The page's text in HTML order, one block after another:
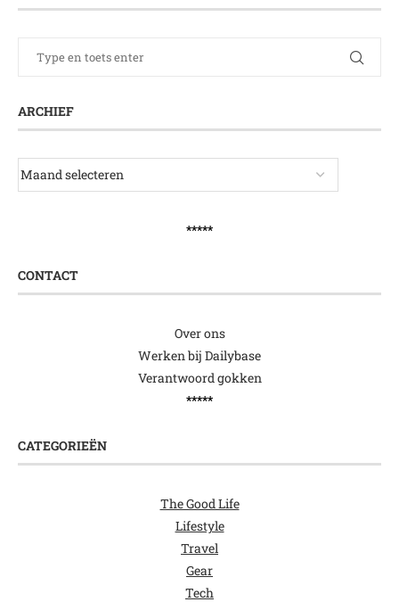
ARCHIEF
*****
CONTACT
Over ons
Werken bij Dailybase
Verantwoord gokken
*****
CATEGORIEËN
The Good Life
Lifestyle
Travel
Gear
Tech